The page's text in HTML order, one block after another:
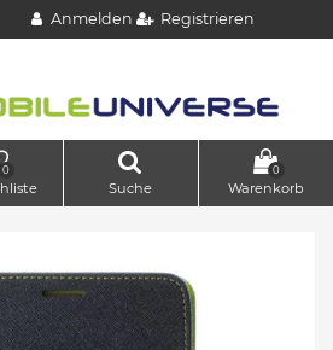
Anmelden Registrieren
0
Suche
0
Warenkorb